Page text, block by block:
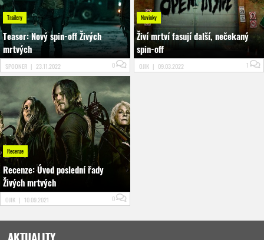
Trailery
Teaser: Nový spin-off Živých
mrtvých
SPOONER | 23.11.2022 0
Novinky
Živí mrtví fasují další, nečekaný
spin-off
OJIK | 09.03.2022 1
Recenze
Recenze: Úvod poslední řady
Živých mrtvých
OJIK | 10.09.2021 0
AKTUALITY